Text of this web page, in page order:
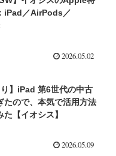
iPad／AirPods／
2026.05.02
り】iPad 第6世代の中古
たので、本気で活用方法
た【イオシス】
2026.05.09